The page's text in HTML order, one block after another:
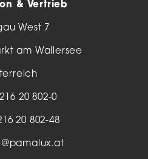
& Vertrieb
West 7
am Wallersee
20 802-0
20 802-48